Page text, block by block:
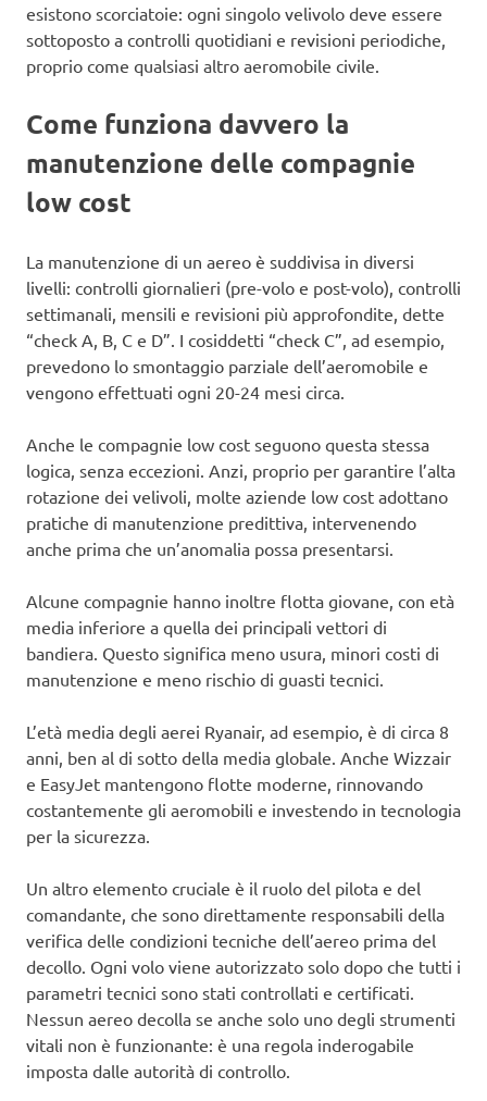
esistono scorciatoie: ogni singolo velivolo deve essere
sottoposto a controlli quotidiani e revisioni periodiche,
proprio come qualsiasi altro aeromobile civile.
Come funziona davvero la
manutenzione delle compagnie
low cost
La manutenzione di un aereo è suddivisa in diversi
livelli: controlli giornalieri (pre-volo e post-volo), controlli
settimanali, mensili e revisioni più approfondite, dette
“check A, B, C e D”. I cosiddetti “check C”, ad esempio,
prevedono lo smontaggio parziale dell’aeromobile e
vengono effettuati ogni 20-24 mesi circa.
Anche le compagnie low cost seguono questa stessa
logica, senza eccezioni. Anzi, proprio per garantire l’alta
rotazione dei velivoli, molte aziende low cost adottano
pratiche di manutenzione predittiva, intervenendo
anche prima che un’anomalia possa presentarsi.
Alcune compagnie hanno inoltre flotta giovane, con età
media inferiore a quella dei principali vettori di
bandiera. Questo significa meno usura, minori costi di
manutenzione e meno rischio di guasti tecnici.
L’età media degli aerei Ryanair, ad esempio, è di circa 8
anni, ben al di sotto della media globale. Anche Wizzair
e EasyJet mantengono flotte moderne, rinnovando
costantemente gli aeromobili e investendo in tecnologia
per la sicurezza.
Un altro elemento cruciale è il ruolo del pilota e del
comandante, che sono direttamente responsabili della
verifica delle condizioni tecniche dell’aereo prima del
decollo. Ogni volo viene autorizzato solo dopo che tutti i
parametri tecnici sono stati controllati e certificati.
Nessun aereo decolla se anche solo uno degli strumenti
vitali non è funzionante: è una regola inderogabile
imposta dalle autorità di controllo.